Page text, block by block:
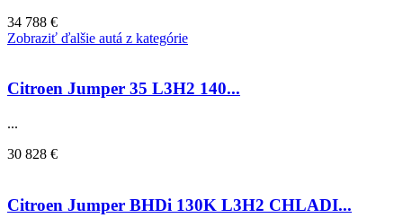
34 788 €
Zobraziť ďalšie autá z kategórie
Citroen Jumper 35 L3H2 140...
...
30 828 €
Citroen Jumper BHDi 130K L3H2 CHLADI...